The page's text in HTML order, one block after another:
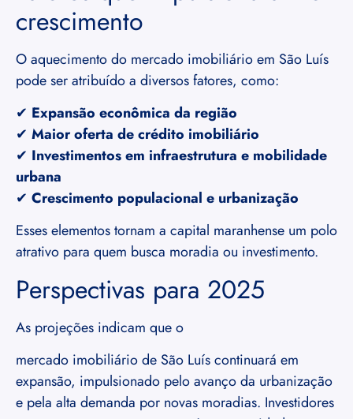
crescimento
O aquecimento do mercado imobiliário em São Luís
pode ser atribuído a diversos fatores, como:
✔ Expansão econômica da região
✔ Maior oferta de crédito imobiliário
✔ Investimentos em infraestrutura e mobilidade
urbana
✔ Crescimento populacional e urbanização
Esses elementos tornam a capital maranhense um polo
atrativo para quem busca moradia ou investimento.
Perspectivas para 2025
As projeções indicam que o
mercado imobiliário de São Luís continuará em
expansão, impulsionado pelo avanço da urbanização
e pela alta demanda por novas moradias. Investidores